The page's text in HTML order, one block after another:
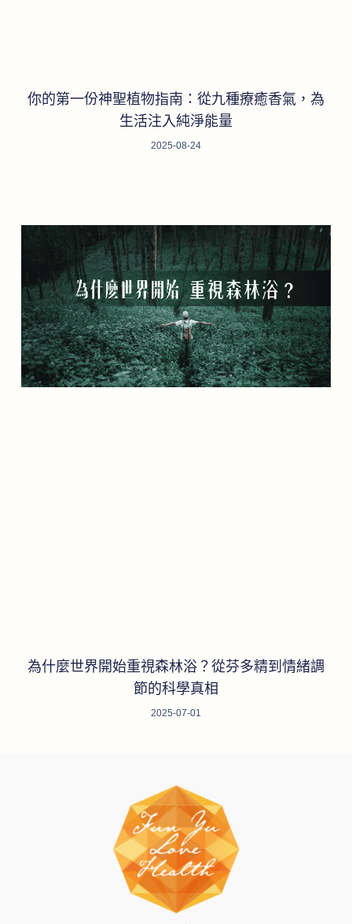
你的第一份神聖植物指南：從九種療癒香氣，為
生活注入純淨能量
2025-08-24
為什麼世界開始重視森林浴？從芬多精到情緒調
節的科學真相
2025-07-01